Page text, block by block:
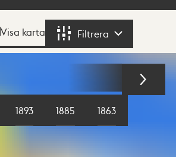
Visa karta Filtrera
1893 1885 1863